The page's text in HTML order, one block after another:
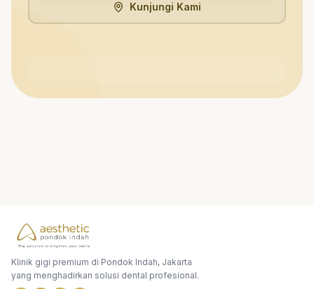
Kunjungi Kami
Klinik gigi premium di Pondok Indah, Jakarta
yang menghadirkan solusi dental profesional.